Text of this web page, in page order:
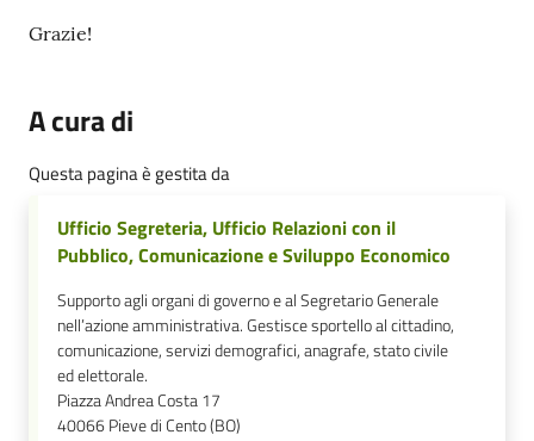
Grazie!
A cura di
Questa pagina è gestita da
Ufficio Segreteria, Ufficio Relazioni con il
Pubblico, Comunicazione e Sviluppo Economico
Supporto agli organi di governo e al Segretario Generale
nell’azione amministrativa. Gestisce sportello al cittadino,
comunicazione, servizi demografici, anagrafe, stato civile
ed elettorale.
Piazza Andrea Costa 17
40066Pieve di Cento (BO)